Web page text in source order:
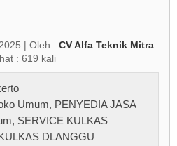
| Oleh : CV Alfa Teknik Mitra
: 619 kali
Umum, PENYEDIA JASA
, SERVICE KULKAS
DLANGGU